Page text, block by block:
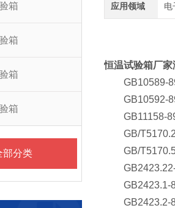
箱
箱
箱
箱
部分类
应用领域 电
恒温试验箱厂家
GB10589-89
GB10592-89
GB11158-89
GB/T5170.2-
GB/T5170.5-
GB2423.22-
GB2423.1-89
GB2423.2-89